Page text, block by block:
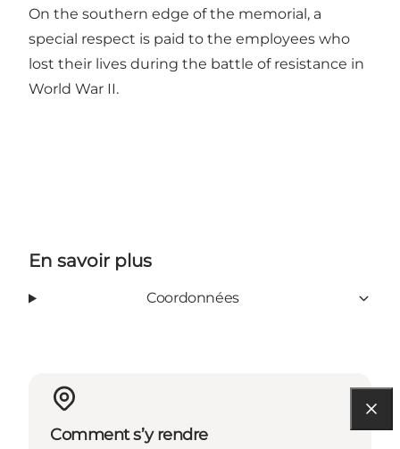
On the southern edge of the memorial, a
special respect is paid to the employees who
lost their lives during the battle of resistance in
World War II.
En savoir plus
Coordonnées
Comment s’y rendre